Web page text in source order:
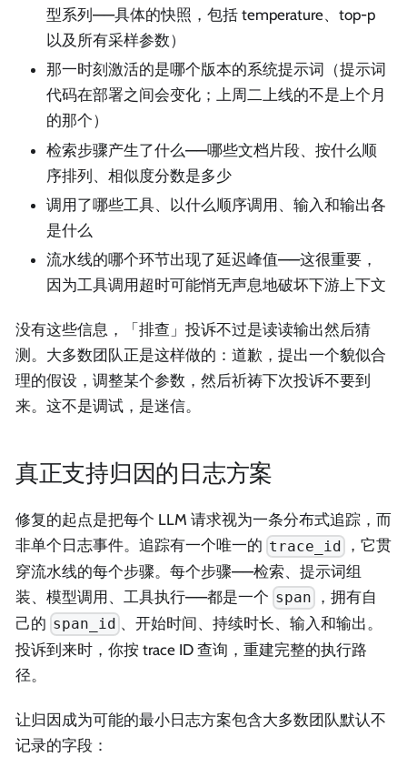
型系列——具体的快照，包括 temperature、top-p
以及所有采样参数）
那一时刻激活的是哪个版本的系统提示词（提示词
代码在部署之间会变化；上周二上线的不是上个月
的那个）
检索步骤产生了什么——哪些文档片段、按什么顺
序排列、相似度分数是多少
调用了哪些工具、以什么顺序调用、输入和输出各
是什么
流水线的哪个环节出现了延迟峰值——这很重要，
因为工具调用超时可能悄无声息地破坏下游上下文
没有这些信息，「排查」投诉不过是读读输出然后猜
测。大多数团队正是这样做的：道歉，提出一个貌似合
理的假设，调整某个参数，然后祈祷下次投诉不要到
来。这不是调试，是迷信。
真正支持归因的日志方案
修复的起点是把每个 LLM 请求视为一条分布式追踪，而
非单个日志事件。追踪有一个唯一的 trace_id
，它贯
穿流水线的每个步骤。每个步骤——检索、提示词组
装、模型调用、工具执行——都是一个 span
，拥有自
己的 span_id 、开始时间、持续时长、输入和输出。
投诉到来时，你按 trace ID 查询，重建完整的执行路
径。
让归因成为可能的最小日志方案包含大多数团队默认不
记录的字段：